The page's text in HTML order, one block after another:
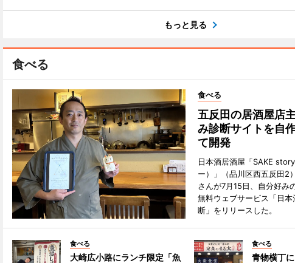
もっと見る
食べる
食べる
五反田の居酒屋店
み診断サイトを自
て開発
日本酒居酒屋「SAKE
ー）」（品川区西五反田2
さんが7月15日、自分好み
無料ウェブサービス「日
断」をリリースした。
食べる
大崎広小路にランチ限定「魚
食べる
青物横丁